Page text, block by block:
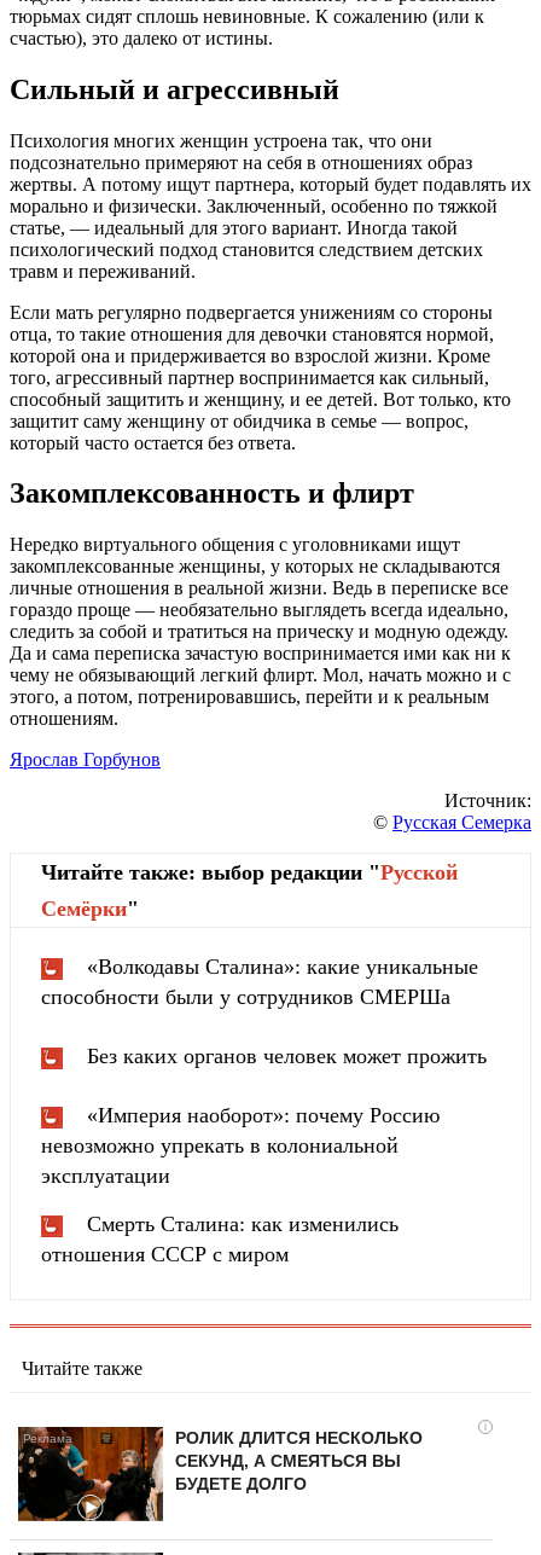
тюрьмах сидят сплошь невиновные. К сожалению (или к
счастью), это далеко от истины.
Сильный и агрессивный
Психология многих женщин устроена так, что они
подсознательно примеряют на себя в отношениях образ
жертвы. А потому ищут партнера, который будет подавлять их
морально и физически. Заключенный, особенно по тяжкой
статье, — идеальный для этого вариант. Иногда такой
психологический подход становится следствием детских
травм и переживаний.
Если мать регулярно подвергается унижениям со стороны
отца, то такие отношения для девочки становятся нормой,
которой она и придерживается во взрослой жизни. Кроме
того, агрессивный партнер воспринимается как сильный,
способный защитить и женщину, и ее детей. Вот только, кто
защитит саму женщину от обидчика в семье — вопрос,
который часто остается без ответа.
Закомплексованность и флирт
Нередко виртуального общения с уголовниками ищут
закомплексованные женщины, у которых не складываются
личные отношения в реальной жизни. Ведь в переписке все
гораздо проще — необязательно выглядеть всегда идеально,
следить за собой и тратиться на прическу и модную одежду.
Да и сама переписка зачастую воспринимается ими как ни к
чему не обязывающий легкий флирт. Мол, начать можно и с
этого, а потом, потренировавшись, перейти и к реальным
отношениям.
Ярослав Горбунов
Источник:
© Русская Семерка
Читайте также: выбор редакции "Русской
Cемёрки"
«Волкодавы Сталина»: какие уникальные
способности были у сотрудников СМЕРШа
Без каких органов человек может прожить
«Империя наоборот»: почему Россию
невозможно упрекать в колониальной
эксплуатации
Смерть Сталина: как изменились
отношения СССР с миром
Читайте также
i
РОЛИК ДЛИТСЯ НЕСКОЛЬКО
СЕКУНД, А СМЕЯТЬСЯ ВЫ
БУДЕТЕ ДОЛГО